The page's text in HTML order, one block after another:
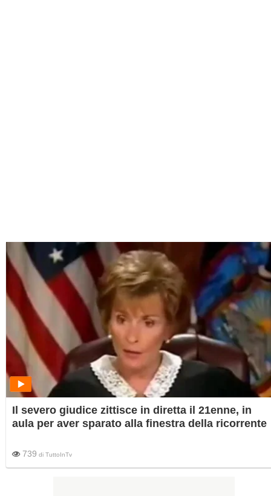
Il severo giudice zittisce in diretta il 21enne, in
aula per aver sparato alla finestra della ricorrente
739 di TuttoInTv